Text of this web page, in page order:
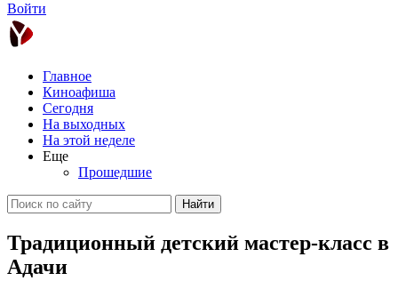
Войти
Главное
Киноафиша
Сегодня
На выходных
На этой неделе
Еще
Прошедшие
Найти
Традиционный детский мастер-класс в
Адачи